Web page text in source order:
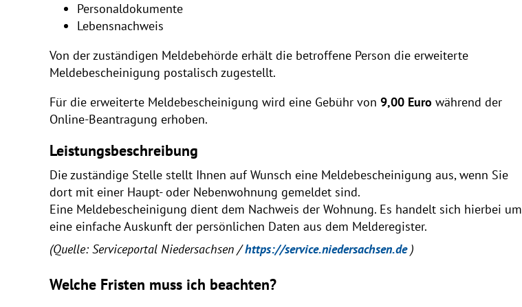
Personaldokumente
Lebensnachweis
Von der zuständigen Meldebehörde erhält die betroffene Person die erweiterte
Meldebescheinigung postalisch zugestellt.
Für die erweiterte Meldebescheinigung wird eine Gebühr von 9,00 Euro während der
Online-Beantragung erhoben.
Leistungsbeschreibung
Die zuständige Stelle stellt Ihnen auf Wunsch eine Meldebescheinigung aus, wenn Sie
dort mit einer Haupt- oder Nebenwohnung gemeldet sind.
Eine Meldebescheinigung dient dem Nachweis der Wohnung. Es handelt sich hierbei um
eine einfache Auskunft der persönlichen Daten aus dem Melderegister.
(Quelle: Serviceportal Niedersachsen /https://service.niedersachsen.de)
Welche Fristen muss ich beachten?